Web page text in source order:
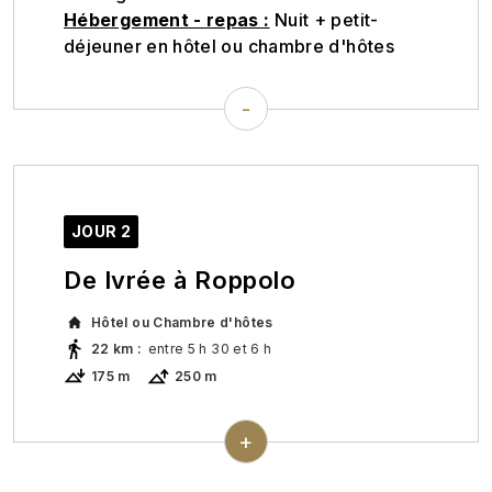
-
Hébergement - repas : Nuit + petit-
déjeuner en hôtel ou chambre d'hôtes
+
JOUR 2
De Ivrée à Roppolo
Hôtel ou Chambre d'hôtes
22 km : entre 5 h 30 et 6 h
175 m
250 m
sud, de la vallée du Pô, l'une des plus
grandes plaines d'Europe. Vous évoluez